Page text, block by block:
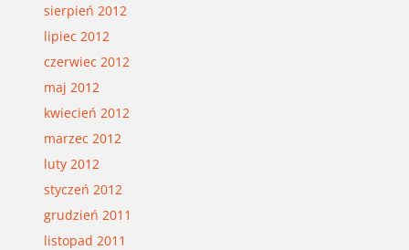
sierpień 2012
lipiec 2012
czerwiec 2012
maj 2012
kwiecień 2012
marzec 2012
luty 2012
styczeń 2012
grudzień 2011
listopad 2011